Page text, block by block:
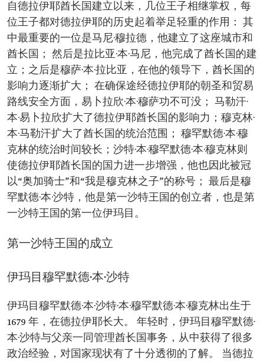
自德拉伊耶酋长国建立以来，几位王子相继掌权，每
位王子都对德拉伊耶的历史起着举足轻重的作用： 其
中最重要的一位是马尼·穆拉德，他建立了这座城市和
酋长国； 然后是拉比亚·本·马尼，他完成了酋长国的建
立；之后是穆萨·本·拉比亚，在他的领导下，酋长国的
影响力逐渐扩大； 在确保途经德拉伊耶的朝圣和贸易
路线安全方面，易卜拉欣·本·穆萨功不可没； 马勒汗·
本·易卜拉欣扩大了德拉伊耶酋长国的影响力；穆克林·
本·马勒汗扩大了酋长国的统治范围； 穆罕默德·本·穆
克林的统治时间较长；沙特·本·穆罕默德·本·穆克林则
使德拉伊耶酋长国的国力进一步增强，他也因此被冠
以“奥加骑士”和“我是穆克林之子”的称号； 最后是穆
罕默德·本·沙特，他是第一沙特王国的创立者，也是第
一沙特王国的第一位伊玛目。
第一沙特王国的成立
伊玛目穆罕默德·本·沙特
伊玛目穆罕默德·本·沙特·本·穆罕默德·本·穆克林出生于
1679 年，在德拉伊耶长大。 年轻时，伊玛目穆罕默德·
本·沙特与父亲一同管理酋长国事务，从中获得了很多
政治经验，对国家现状有了十分透彻的了解。 当德拉